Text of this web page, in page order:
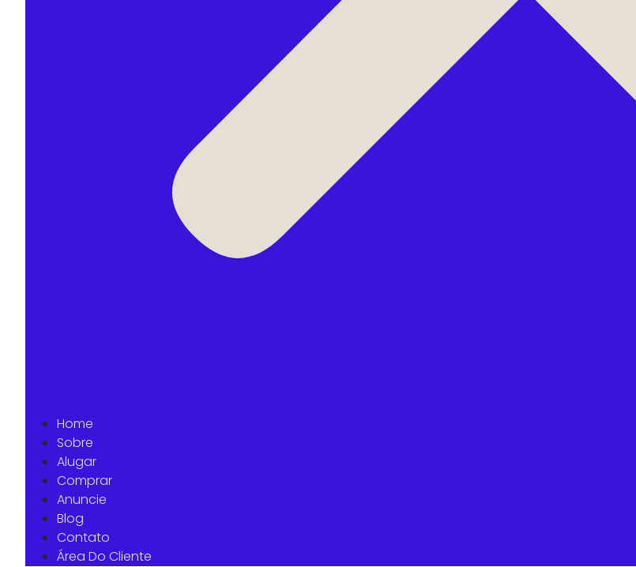
Home
Sobre
Alugar
Comprar
Anuncie
Blog
Contato
Área Do Cliente